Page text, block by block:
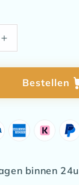
Aantal
voor
Dryly®
pack)
Bestellen
binnen